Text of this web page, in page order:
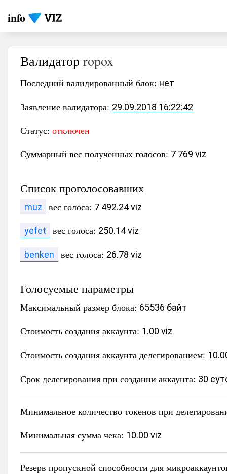
info
Валидатор ropox
Последний валидированный блок: нет
Заявление валидатора: 29.09.2018 16:22:42
Статус: отключен
Суммарный вес полученных голосов: 7 769 viz
Список проголосовавших
muz вес голоса: 7 492.24 viz
yefet вес голоса: 250.14 viz
benken вес голоса: 26.78 viz
Голосуемые параметры
Максимальный размер блока: 65536 байт
Стоимость создания аккаунта: 1.00 viz
Стоимость создания аккаунта делегированием:
Срок делегирования при создании аккаунта: 30
Минимальное количество токенов при
Минимальная сумма чека: 10.00 viz
Резерв пропускной способности для